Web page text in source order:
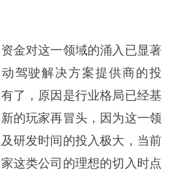
金对这一领域的涌入已显著
驾驶解决方案提供商的投
了，原因是行业格局已经基
的玩家再冒头，因为这一领
研发时间的投入极大，当前
这类公司的理想的切入时点